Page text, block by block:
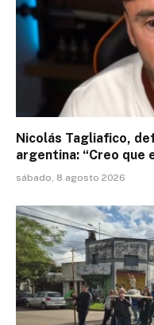
Nicolás Tagliafico,
argentina: “Creo que
sábado, 8 agosto 2026